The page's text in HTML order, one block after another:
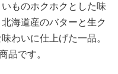
ものホクホクとした味
海道産のバターと生ク
わいに仕上げた一品。
品です。